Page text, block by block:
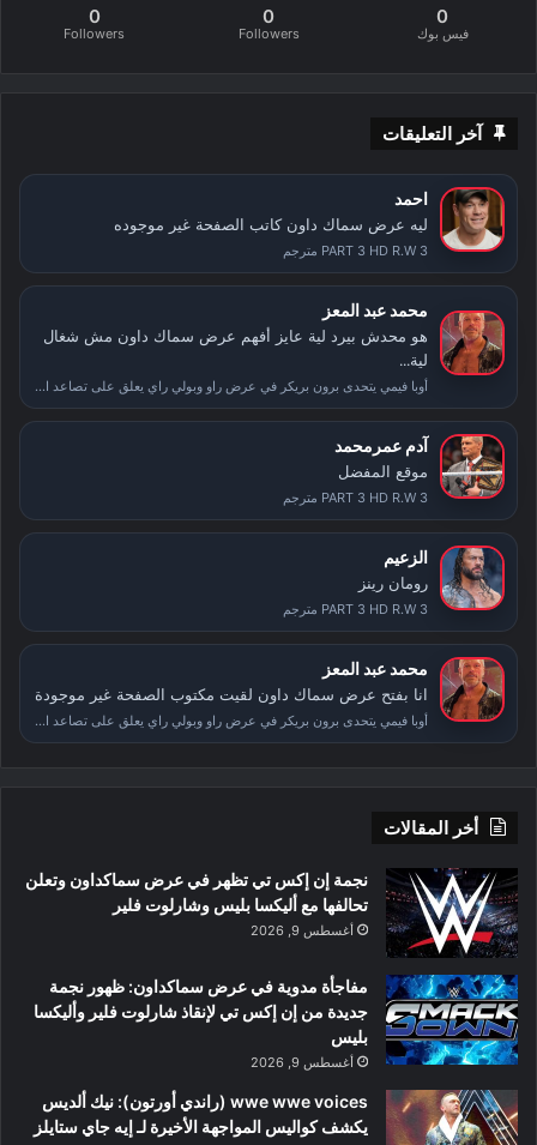
0
فيس بوك
0
Followers
0
Followers
آخر التعليقات
احمد
ليه عرض سماك داون كاتب الصفحة غير موجوده
PART 3 HD R.W 3 مترجم
محمد عبد المعز
هو محدش بيرد لية عايز أفهم عرض سماك داون مش شغال
لية...
أوبا فيمي يتحدى برون بريكر في عرض راو وبولي راي يعلق على تصاعد الأحداث بعد سمر سلام
آدم عمرمحمد
موقع المفضل
PART 3 HD R.W 3 مترجم
الزعيم
رومان رينز
PART 3 HD R.W 3 مترجم
محمد عبد المعز
انا بفتح عرض سماك داون لقيت مكتوب الصفحة غير موجودة
أوبا فيمي يتحدى برون بريكر في عرض راو وبولي راي يعلق على تصاعد الأحداث بعد سمر سلام
أخر المقالات
نجمة إن إكس تي تظهر في عرض سماكداون وتعلن
تحالفها مع أليكسا بليس وشارلوت فلير
أغسطس 9, 2026
مفاجأة مدوية في عرض سماكداون: ظهور نجمة
جديدة من إن إكس تي لإنقاذ شارلوت فلير وأليكسا
بليس
أغسطس 9, 2026
wwe wwe voices (راندي أورتون): نيك ألديس
يكشف كواليس المواجهة الأخيرة لـ إيه جاي ستايلز